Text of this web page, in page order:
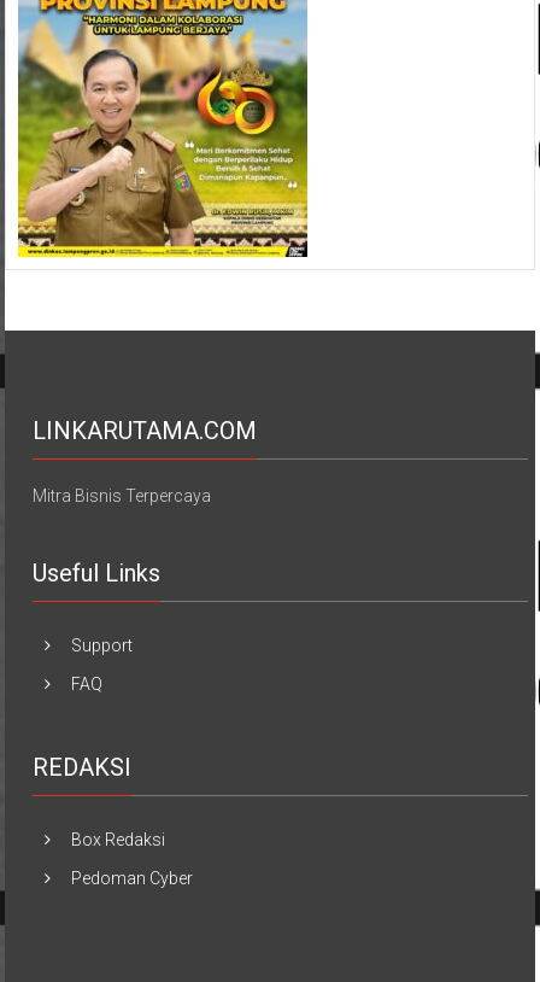
LINKARUTAMA.COM
Mitra Bisnis Terpercaya
Useful Links
Support
FAQ
REDAKSI
Box Redaksi
Pedoman Cyber